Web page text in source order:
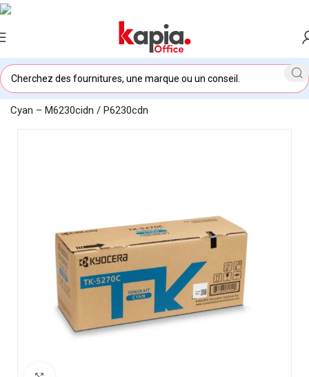
Accueil/KAPIA OFFICE MAROC/Toner Kyocera TK5270C –
Cyan – M6230cidn / P6230cdn